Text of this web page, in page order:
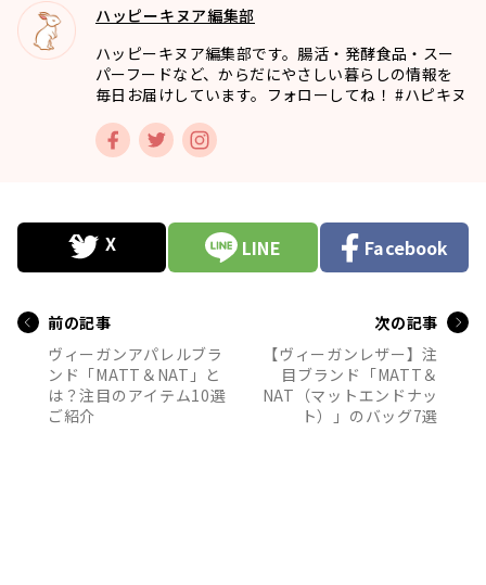
ハッピーキヌア編集部
ハッピーキヌア編集部です。腸活・発酵食品・スー
パーフードなど、からだにやさしい暮らしの情報を
毎日お届けしています。フォローしてね！ #ハピキヌ
LINE Facebook
前の記事
ヴィーガンアパレルブラ
ンド「MATT＆NAT」と
は？注目のアイテム10選
ご紹介
次の記事
【ヴィーガンレザー】注
目ブランド「MATT＆
NAT（マットエンドナッ
ト）」のバッグ7選